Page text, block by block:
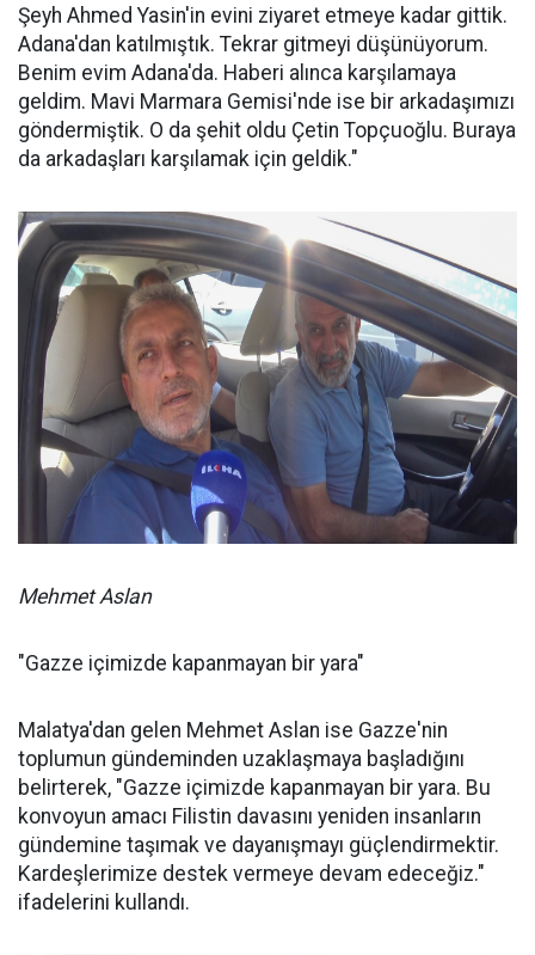
Şeyh Ahmed Yasin'in evini ziyaret etmeye kadar gittik.
Adana'dan katılmıştık. Tekrar gitmeyi düşünüyorum.
Benim evim Adana'da. Haberi alınca karşılamaya
geldim. Mavi Marmara Gemisi'nde ise bir arkadaşımızı
göndermiştik. O da şehit oldu Çetin Topçuoğlu. Buraya
da arkadaşları karşılamak için geldik."
Mehmet Aslan
"Gazze içimizde kapanmayan bir yara"
Malatya'dan gelen Mehmet Aslan ise Gazze'nin
toplumun gündeminden uzaklaşmaya başladığını
belirterek, "Gazze içimizde kapanmayan bir yara. Bu
konvoyun amacı Filistin davasını yeniden insanların
gündemine taşımak ve dayanışmayı güçlendirmektir.
Kardeşlerimize destek vermeye devam edeceğiz."
ifadelerini kullandı.